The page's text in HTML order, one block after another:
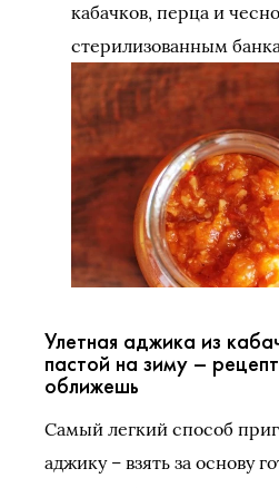
кабачков, перца и
стерилизованным
Улетная аджика из
пастой на зиму –
оближешь
Самый легкий способ
аджику – взять за основу